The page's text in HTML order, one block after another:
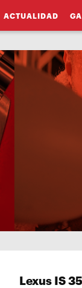
ACTUALIDAD
Lexus IS